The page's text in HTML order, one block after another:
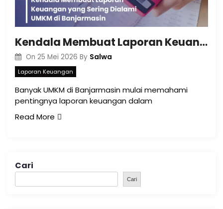
Kendala Membuat Laporan Keuangan yang Sering Dialami UMKM di Banjarmasin
On 25 Mei 2026 By Salwa
Laporan Keuangan
Banyak UMKM di Banjarmasin mulai memahami
pentingnya laporan keuangan dalam
Read More
Cari
Cari